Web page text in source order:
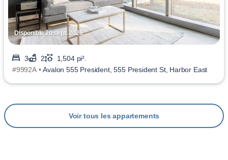
Disponible 20 sept. 2026
3 2
1,504 pi².
#9992A •Avalon 555 President, 555 President St, Harbor East
Voir tous les appartements